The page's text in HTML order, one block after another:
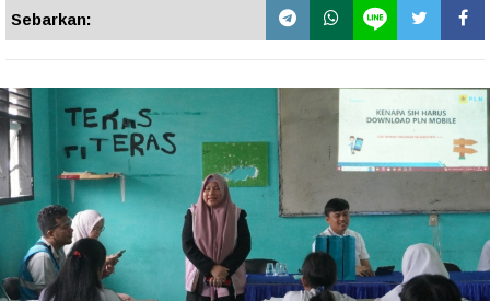
Sebarkan: